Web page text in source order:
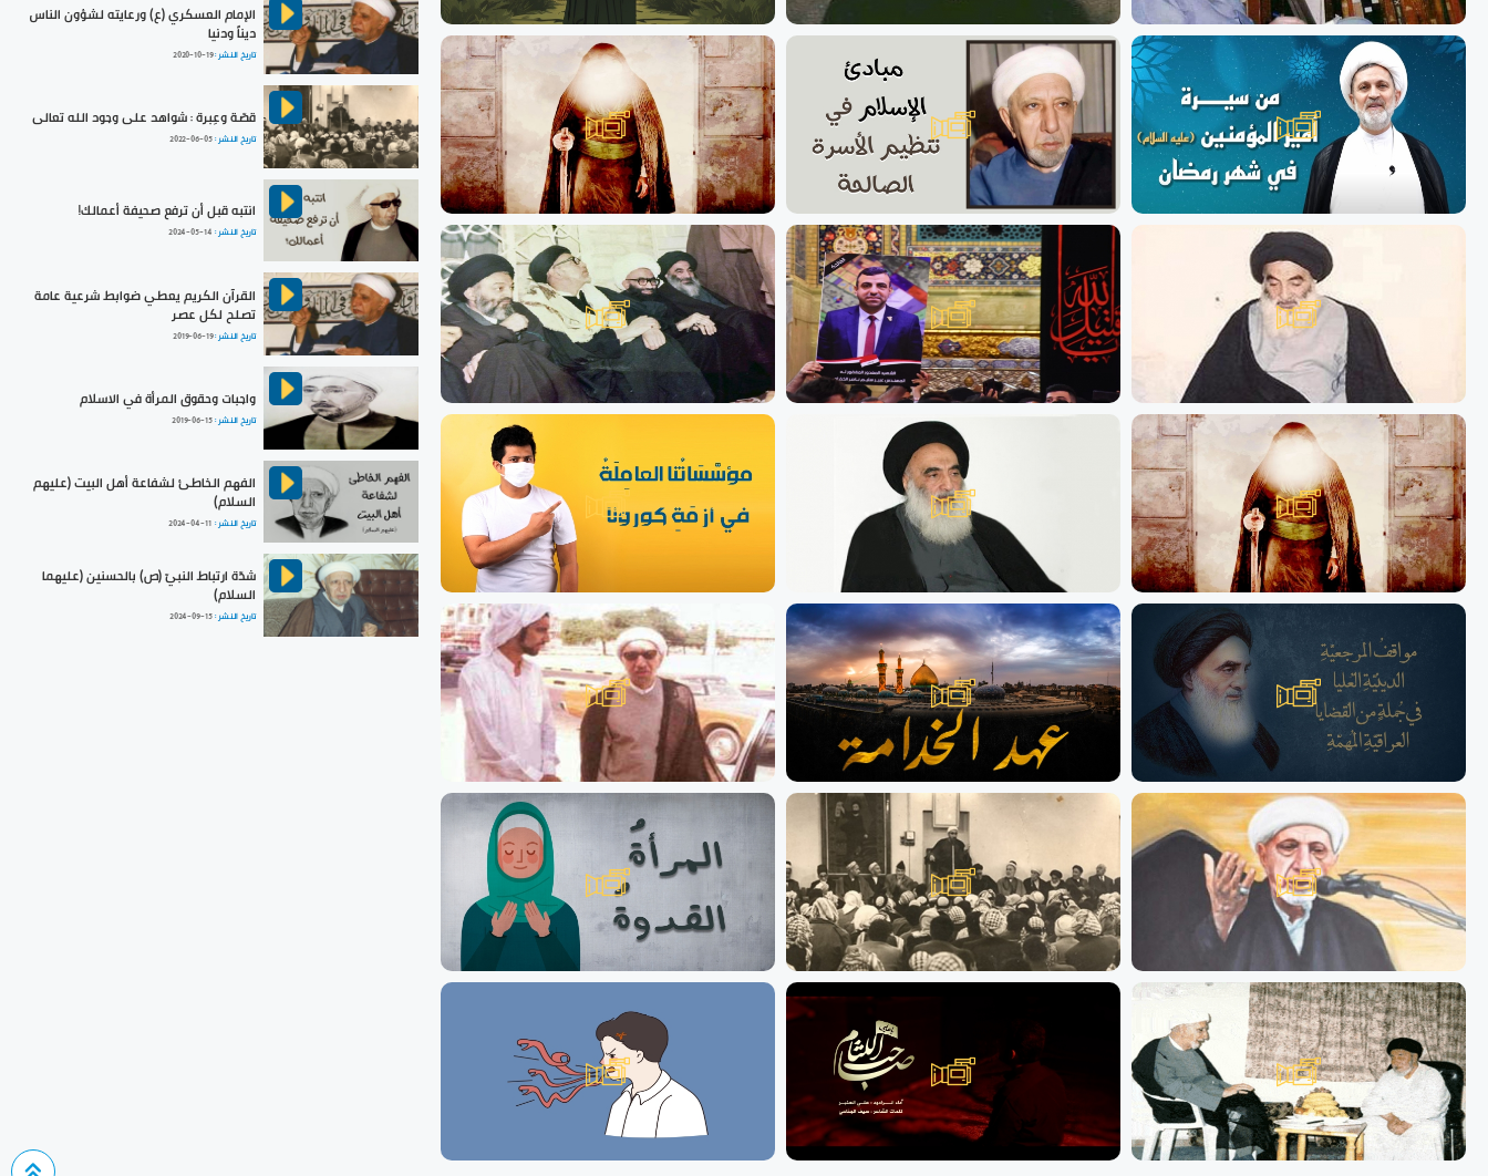
الإمام العسكري (ع) ورعايته لشؤون الناس
ديناً ودنيا
تاريخ النشر :2020-10-19
قصّة وعِبرة : شواهد على وجود الله تعالى
تاريخ النشر :2022-06-05
انتبه قبل أن ترفع صحيفة أعمالك!
تاريخ النشر : 2024-05-14
القرآن الكريم يعطي ضوابط شرعية عامة
تصلح لكل عصر
تاريخ النشر :2019-06-19
واجبات وحقوق المرأة في الاسلام
تاريخ النشر :2019-06-15
الفهم الخاطئ لشفاعة أهل البيت (عليهم
السلام)
تاريخ النشر : 2024-04-11
شدّة ارتباط النبيّ (ص) بالحسنين (عليهما
السلام)
تاريخ النشر :2024-09-15